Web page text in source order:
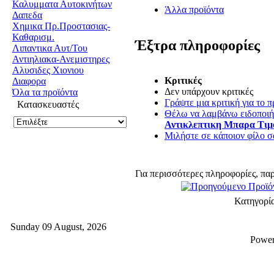
Καλυμματα Αυτοκινήτων
Δαπεδα
Χημικα Πρ.Προστασιας-
Καθαρισμ.
Λιπαντικα Αυτ/Του
Αντιηλιακα-Ανεμιστηρες
Αλυσιδες Χιονιου
Διαφορα
Όλα τα προϊόντα
Κατασκευαστές
Άλλα προϊόντα
Έξτρα πληροφορίες
Κριτικές
Δεν υπάρχουν κριτικές
Γράψτε μια κριτική για το
Θέλω να λαμβάνω
Αντικλεπτικη Μπαρα
Μιλήστε σε κάποιον φίλο
Για περισσότερες πληροφορίες,
Sunday 09 August, 2026